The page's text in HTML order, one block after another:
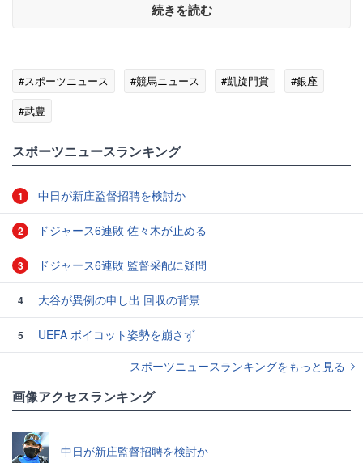
続きを読む
#スポーツニュース #競馬ニュース #凱旋門賞
#銀座
#武豊
スポーツニュースランキング
1 中日が新庄監督招聘を検討か
2 ドジャース6連敗 佐々木が止める
3 ドジャース6連敗 監督采配に疑問
4 大谷が異例の申し出 回収の背景
5
UEFA ボイコット姿勢を崩さず
スポーツニュースランキングをもっと見る
画像アクセスランキング
中日が新庄監督招聘を検討か